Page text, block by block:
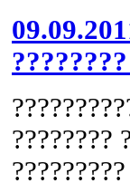
????????